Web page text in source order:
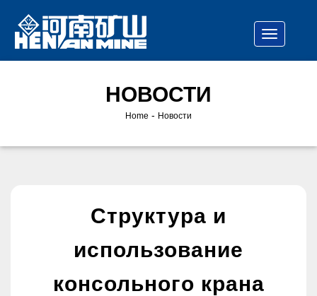
НОВОСТИ
Home - Новости
Структура и
использование
консольного крана